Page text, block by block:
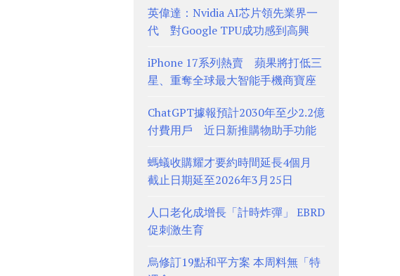
英偉達：Nvidia AI芯片領先業界一
代 對Google TPU成功感到高興
iPhone 17系列熱賣 蘋果將打低三
星、重奪全球最大智能手機商寶座
ChatGPT據報預計2030年至少2.2億
付費用戶 近日新推購物助手功能
螞蟻收購耀才要約時間延長4個月
截止日期延至2026年3月25日
人口老化成增長「計時炸彈」 EBRD
促刺激生育
烏修訂19點和平方案 本周料無「特